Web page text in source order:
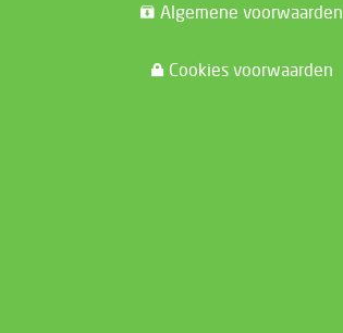
Algemene voorwaarden
Cookies voorwaarden